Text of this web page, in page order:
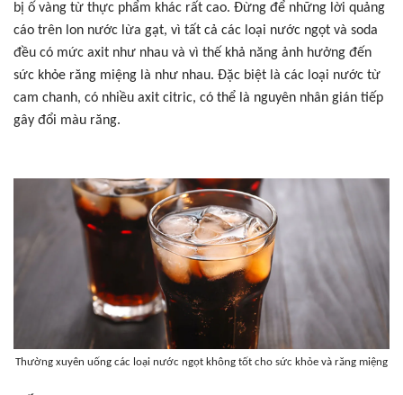
bị ố vàng từ thực phẩm khác rất cao. Đừng để những lời quảng
cáo trên lon nước lừa gạt, vì tất cả các loại nước ngọt và soda
đều có mức axit như nhau và vì thế khả năng ảnh hưởng đến
sức khỏe răng miệng là như nhau. Đặc biệt là các loại nước từ
cam chanh, có nhiều axit citric, có thể là nguyên nhân gián tiếp
gây đổi màu răng.
Thường xuyên uống các loại nước ngọt không tốt cho sức khỏe và răng miệng